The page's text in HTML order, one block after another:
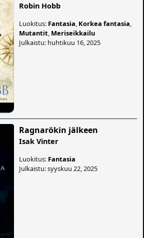
Robin Hobb
Luokitus: Fantasia Korkea fantasia
Mutantit Meriseikkailu
Julkaistu: huhtikuu 16, 2025
Ragnarökin jälkeen
Isak Vinter
Luokitus: Fantasia
Julkaistu: syyskuu 22, 2025